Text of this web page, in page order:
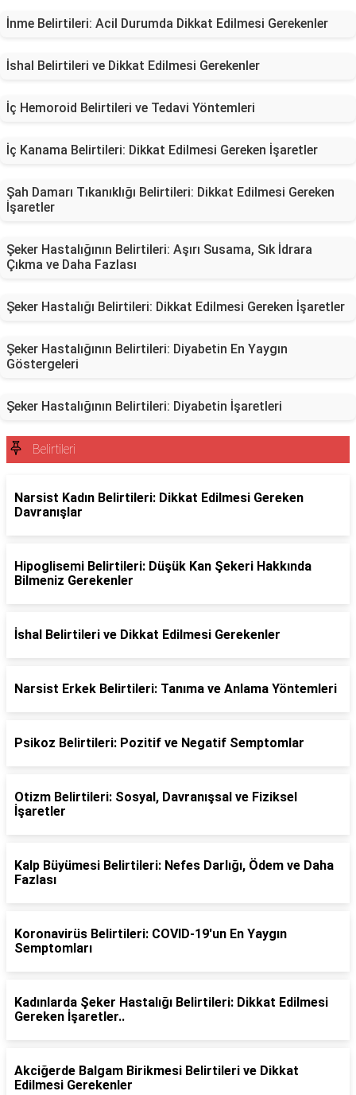
İnme Belirtileri: Acil Durumda Dikkat Edilmesi Gerekenler
İshal Belirtileri ve Dikkat Edilmesi Gerekenler
İç Hemoroid Belirtileri ve Tedavi Yöntemleri
İç Kanama Belirtileri: Dikkat Edilmesi Gereken İşaretler
Şah Damarı Tıkanıklığı Belirtileri: Dikkat Edilmesi Gereken
İşaretler
Şeker Hastalığının Belirtileri: Aşırı Susama, Sık İdrara
Çıkma ve Daha Fazlası
Şeker Hastalığı Belirtileri: Dikkat Edilmesi Gereken İşaretler
Şeker Hastalığının Belirtileri: Diyabetin En Yaygın
Göstergeleri
Şeker Hastalığının Belirtileri: Diyabetin İşaretleri
Belirtileri
Narsist Kadın Belirtileri: Dikkat Edilmesi Gereken
Davranışlar
Hipoglisemi Belirtileri: Düşük Kan Şekeri Hakkında
Bilmeniz Gerekenler
İshal Belirtileri ve Dikkat Edilmesi Gerekenler
Narsist Erkek Belirtileri: Tanıma ve Anlama Yöntemleri
Psikoz Belirtileri: Pozitif ve Negatif Semptomlar
Otizm Belirtileri: Sosyal, Davranışsal ve Fiziksel
İşaretler
Kalp Büyümesi Belirtileri: Nefes Darlığı, Ödem ve Daha
Fazlası
Koronavirüs Belirtileri: COVID-19'un En Yaygın
Semptomları
Kadınlarda Şeker Hastalığı Belirtileri: Dikkat Edilmesi
Gereken İşaretler..
Akciğerde Balgam Birikmesi Belirtileri ve Dikkat
Edilmesi Gerekenler